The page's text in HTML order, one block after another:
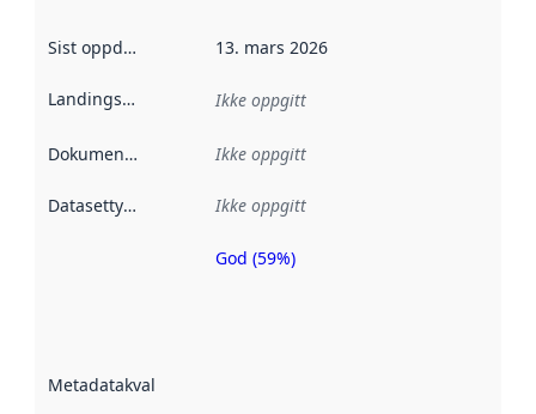
Sist oppdatert 13. mars 2026
Landingsside Ikke oppgitt
Dokumentasjon Ikke oppgitt
Datasettype Ikke oppgitt
Metadatakvalitet
Metadatakvalitet
God (59%)